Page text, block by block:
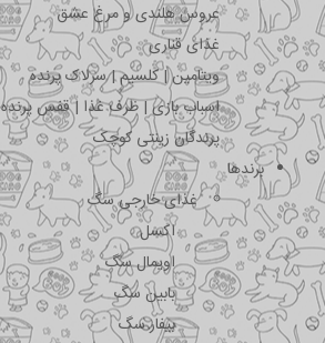
عروس هلندی و مرغ عشق
غذای قناری
ویتامین | کلسیم | سرلاک پرنده
اسباب بازی | ظرف غذا | قفس پرنده
پرندگان زینتی کوچک
برندها
غذای خارجی سگ
اکسل
اویمال سگ
بابین سگ
بیفار سگ